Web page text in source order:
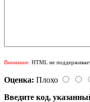
Внимание: HTML не
Оценка: Плохо
Введите код,